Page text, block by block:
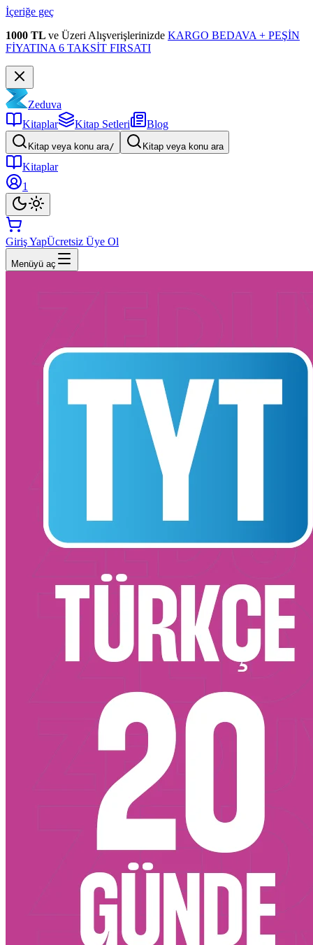
İçeriğe geç
1000 TL ve Üzeri Alışverişlerinizde KARGO BEDAVA + PEŞİN
FİYATINA 6 TAKSİT FIRSATI
Zeduva
Kitaplar
Kitap Setleri Blog
Kitap veya konu ara/ Kitap veya konu ara
Kitaplar
1
Giriş YapÜcretsiz Üye Ol
Menüyü aç